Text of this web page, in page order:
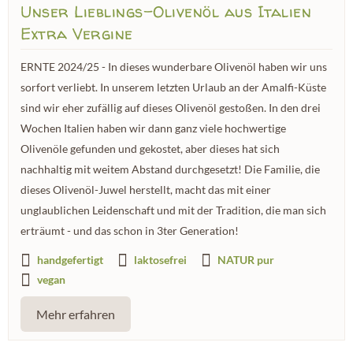
Unser Lieblings-Olivenöl aus Italien
Extra Vergine
ERNTE 2024/25 - In dieses wunderbare Olivenöl haben wir uns
sorfort verliebt. In unserem letzten Urlaub an der Amalfi-Küste
sind wir eher zufällig auf dieses Olivenöl gestoßen. In den drei
Wochen Italien haben wir dann ganz viele hochwertige
Olivenöle gefunden und gekostet, aber dieses hat sich
nachhaltig mit weitem Abstand durchgesetzt! Die Familie, die
dieses Olivenöl-Juwel herstellt, macht das mit einer
unglaublichen Leidenschaft und mit der Tradition, die man sich
erträumt - und das schon in 3ter Generation!
handgefertigt laktosefrei
NATUR pur
vegan
Mehr erfahren